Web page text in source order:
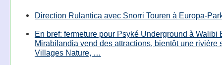
Direction Rulantica avec Snorri Touren à Europa-
En bref: fermeture pour Psyké Underground à Walibi
Mirabilandia vend des attractions, bientôt une rivière
Villages Nature, …